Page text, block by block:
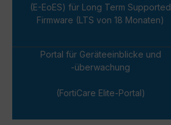
(E-EoES) für Long Term Supported
Firmware (LTS von 18 Monaten)
Portal für Geräteeinblicke und
-überwachung
(FortiCare Elite-Portal)